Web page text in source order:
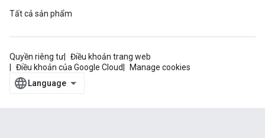
Tất cả sản phẩm
Quyền riêng tư
Điều khoản trang web
Điều khoản của Google Cloud
Manage cookies